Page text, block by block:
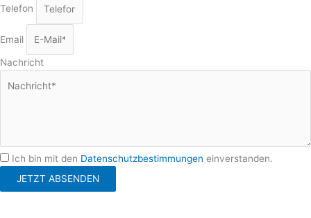
Telefon
Email
Nachricht
Ich bin mit den Datenschutzbestimmungen einverstanden.
JETZT ABSENDEN